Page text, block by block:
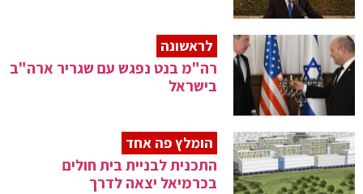
לראשונה
רה"מ בנט נפגש עם שגריר ארה"ב
בישראל
הומלץ פה אחד
התכנית לבניית בית חולים
בכרמיאל יצאה לדרך